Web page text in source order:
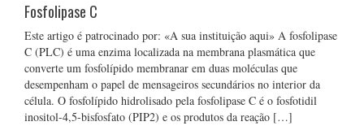
Fosfolipase C
Este artigo é patrocinado por: «A sua instituição aqui» A fosfolipase
C (PLC) é uma enzima localizada na membrana plasmática que
converte um fosfolípido membranar em duas moléculas que
desempenham o papel de mensageiros secundários no interior da
célula. O fosfolípido hidrolisado pela fosfolipase C é o fosfotidil
inositol-4,5-bisfosfato (PIP2) e os produtos da reação […]